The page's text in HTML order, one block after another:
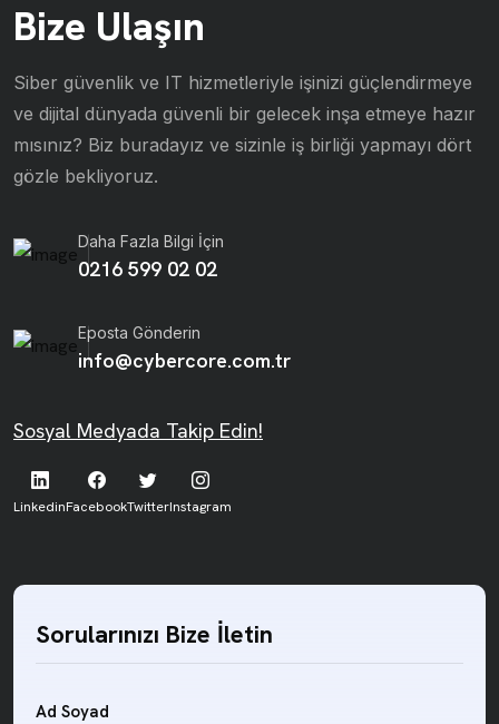
Bize Ulaşın
Siber güvenlik ve IT hizmetleriyle işinizi güçlendirmeye
ve dijital dünyada güvenli bir gelecek inşa etmeye hazır
mısınız? Biz buradayız ve sizinle iş birliği yapmayı dört
gözle bekliyoruz.
Daha Fazla Bilgi İçin
0216 599 02 02
Eposta Gönderin
info@cybercore.com.tr
Sosyal Medyada Takip Edin!
LinkedinFacebookTwitterInstagram
Sorularınızı Bize İletin
Ad Soyad